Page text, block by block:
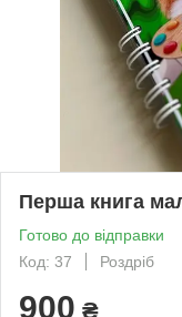
Перша книга
Готово до відправки
Код: 37
Роздріб
900 ₴